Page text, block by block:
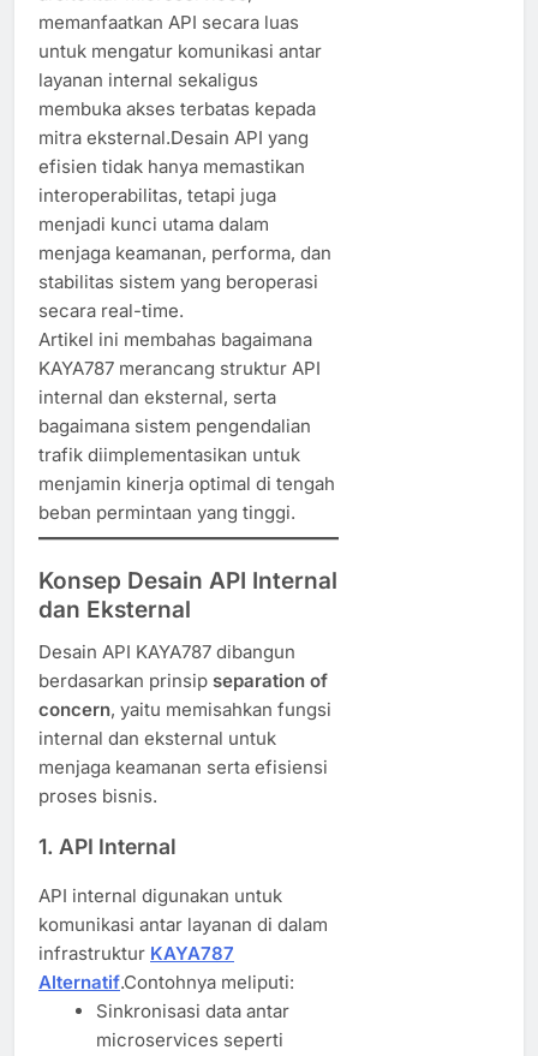
memanfaatkan API secara luas
untuk mengatur komunikasi antar
layanan internal sekaligus
membuka akses terbatas kepada
mitra eksternal.Desain API yang
efisien tidak hanya memastikan
interoperabilitas, tetapi juga
menjadi kunci utama dalam
menjaga keamanan, performa, dan
stabilitas sistem yang beroperasi
secara real-time.
Artikel ini membahas bagaimana
KAYA787 merancang struktur API
internal dan eksternal, serta
bagaimana sistem pengendalian
trafik diimplementasikan untuk
menjamin kinerja optimal di tengah
beban permintaan yang tinggi.
Konsep Desain API Internal
dan Eksternal
Desain API KAYA787 dibangun
berdasarkan prinsip separation of
concern, yaitu memisahkan fungsi
internal dan eksternal untuk
menjaga keamanan serta efisiensi
proses bisnis.
1. API Internal
API internal digunakan untuk
komunikasi antar layanan di dalam
infrastruktur KAYA787
Alternatif.Contohnya meliputi:
Sinkronisasi data antar
microservices seperti